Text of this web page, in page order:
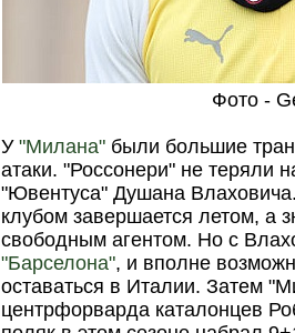
Фото -
У"Милана" были большие
атаки. "Россонери" не теряли
"Ювентуса" Душана
клубом завершается летом, а
свободным агентом. Но с
"Барселона", и вполне
оставаться в Италии. Затем
центрфорварда каталонцев